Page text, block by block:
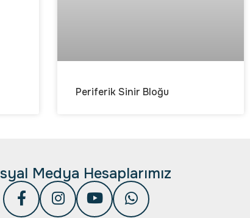
Periferik Sinir Bloğu
Medya Hesaplarımız